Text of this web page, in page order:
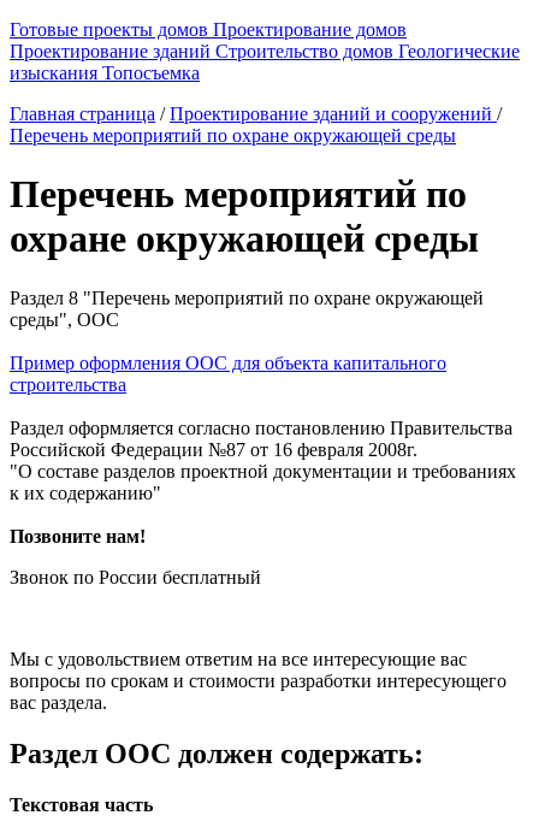
Готовые проекты домов Проектирование домов
Проектирование зданий Строительство домов Геологические
изыскания Топосъемка
Главная страница / Проектирование зданий и сооружений /
Перечень мероприятий по охране окружающей среды
Перечень мероприятий по
охране окружающей среды
Раздел 8 "Перечень мероприятий по охране окружающей
среды", ООС
Пример оформления ООС для объекта капитального
строительства
Раздел оформляется согласно постановлению Правительства
Российской Федерации №87 от 16 февраля 2008г.
"О составе разделов проектной документации и требованиях
к их содержанию"
Позвоните нам!
Звонок по России бесплатный
Мы с удовольствием ответим на все интересующие вас
вопросы по срокам и стоимости разработки интересующего
вас раздела.
Раздел ООС должен содержать:
Текстовая часть